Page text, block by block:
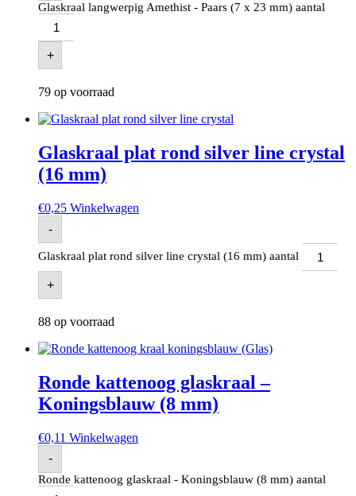
Glaskraal langwerpig Amethist - Paars (7 x 23 mm) aantal
+
79 op voorraad
Glaskraal plat rond silver line crystal
(16 mm)
€0,25 Winkelwagen
-
Glaskraal plat rond silver line crystal (16 mm) aantal
+
88 op voorraad
Ronde kattenoog glaskraal –
Koningsblauw (8 mm)
€0,11 Winkelwagen
-
Ronde kattenoog glaskraal - Koningsblauw (8 mm) aantal